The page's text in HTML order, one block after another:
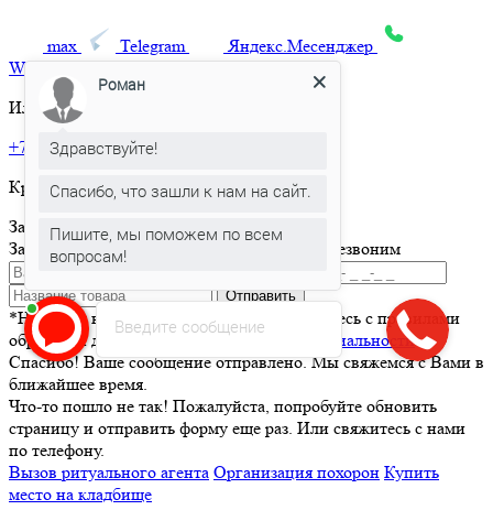
max Telegram
Яндекс.Месенджер
What’sApp
Или позвоните по телефону:
+7 495 150-36-47
Круглосуточная горячая линия
Заказать товар
Заполните и отправьте форму и мы вам перезвоним
Отправить
*Нажимая кнопку Отправить вы соглашаетесь с правилами
обработки данных и политикой конфиденциальности
Спасибо! Ваше сообщение отправлено. Мы свяжемся с Вами в
ближайшее время.
Что-то пошло не так! Пожалуйста, попробуйте обновить
страницу и отправить форму еще раз. Или свяжитесь с нами
по телефону.
Вызов ритуального агента Организация похорон Купить
место на кладбище
Введите сообщение
Роман
Здравствуйте!
Спасибо, что зашли к нам на сайт.
Пишите, мы поможем по всем
вопросам!